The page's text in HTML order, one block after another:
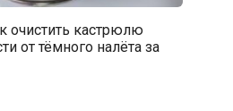
очистить кастрюлю
от тёмного налёта за